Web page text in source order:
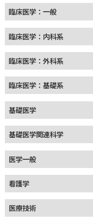
臨床医学：一般
臨床医学：内科系
臨床医学：外科系
臨床医学：基礎系
基礎医学
基礎医学関連科学
医学一般
看護学
医療技術